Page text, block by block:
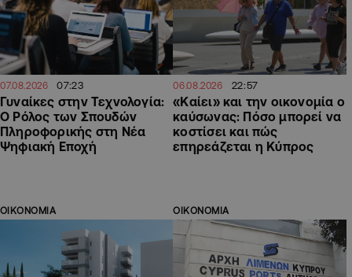
07.08.2026 07:23
Γυναίκες στην Τεχνολογία:
Ο Ρόλος των Σπουδών
Πληροφορικής στη Νέα
Ψηφιακή Εποχή
06.08.2026 22:57
«Καίει» και την οικονομία ο
καύσωνας: Πόσο μπορεί να
κοστίσει και πώς
επηρεάζεται η Κύπρος
ΟΙΚΟΝΟΜΙΑ ΟΙΚΟΝΟΜΙΑ